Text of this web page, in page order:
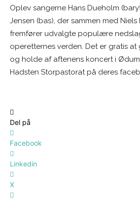
Oplev sangerne Hans Dueholm
Jensen (bas), der sammen med
fremfører udvalgte populære
operetternes verden. Det er gratis at
og holde af aftenens koncert i Ødum
Hadsten Storpastorat på deres
Del på
Facebook
Linkedin
X